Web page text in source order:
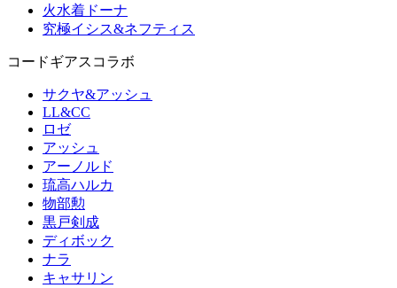
火水着ドーナ
究極イシス&ネフティス
コードギアスコラボ
サクヤ&アッシュ
LL&CC
ロゼ
アッシュ
アーノルド
琉高ハルカ
物部勲
黒戸剣成
ディボック
ナラ
キャサリン